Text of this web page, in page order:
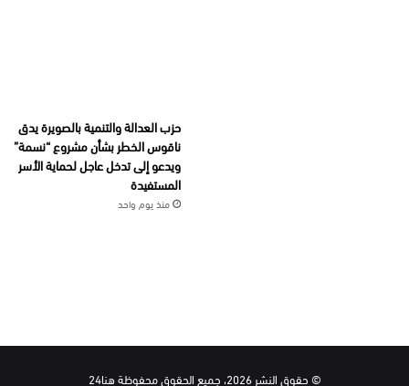
حزب العدالة والتنمية بالصويرة يدق
ناقوس الخطر بشأن مشروع “نسمة”
ويدعو إلى تدخل عاجل لحماية الأسر
المستفيدة
منذ يوم واحد
© حقوق النشر 2026، جميع الحقوق محفوظة هنا24